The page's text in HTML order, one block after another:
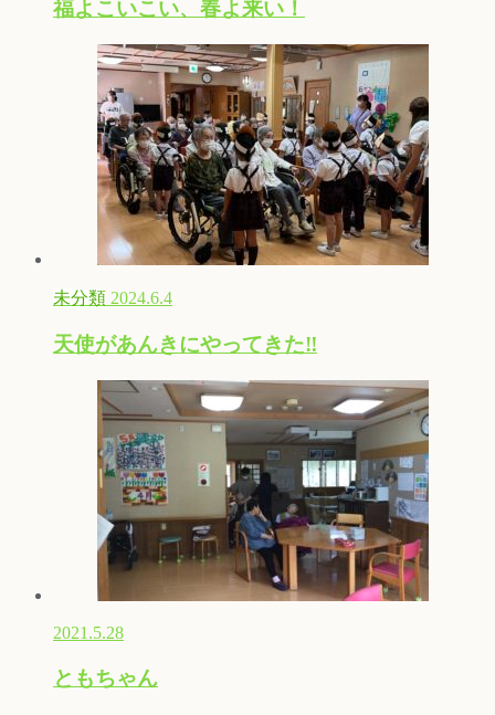
福よこいこい、春よ来い！
未分類 2024.6.4
天使があんきにやってきた‼︎
2021.5.28
ともちゃん